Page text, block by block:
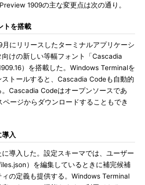
1909の主な変更点は次の通り。
トを搭載
にリリースしたターミナルアプリケーシ
向けの新しい等幅フォント「Cascadia
）を搭載した。Windows Terminalを
ストールすると、Cascadia Codeも自動的
Cascadia Codeはオープンソースであ
ページからダウンロードすることもでき
入
導入した。設定スキーマでは、ユーザー
）を編集しているときに補完候補
の定義も提供する。Windows Terminal